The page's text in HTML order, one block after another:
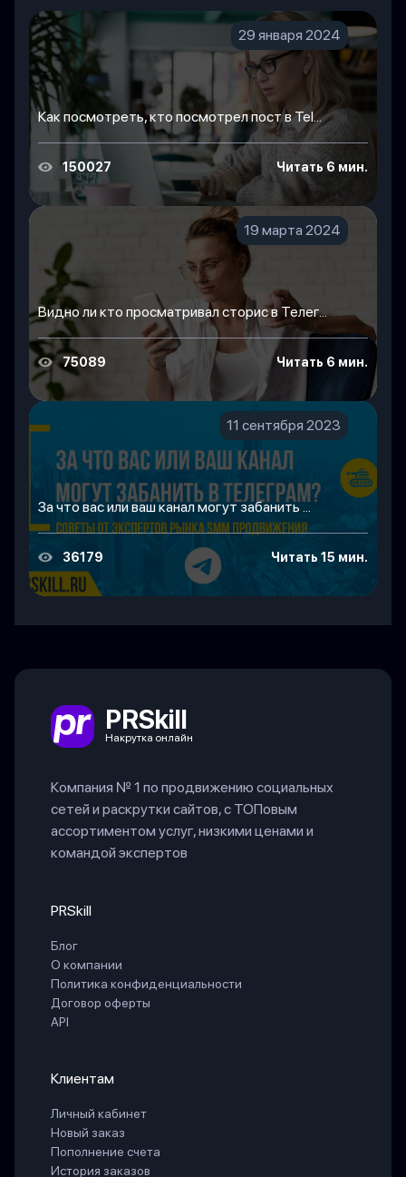
29 января 2024
Как посмотреть, кто посмотрел пост в Tel...
150027 Читать 6 мин.
19 марта 2024
Видно ли кто просматривал сторис в Телег...
75089 Читать 6 мин.
11 сентября 2023
За что вас или ваш канал могут забанить ...
36179 Читать 15 мин.
PRSkill
Накрутка онлайн
Компания № 1 по продвижению социальных
сетей и раскрутки сайтов, с ТОПовым
ассортиментом услуг, низкими ценами и
командой экспертов
PRSkill
Блог
О компании
Политика конфиденциальности
Договор оферты
API
Клиентам
Личный кабинет
Новый заказ
Пополнение счета
История заказов